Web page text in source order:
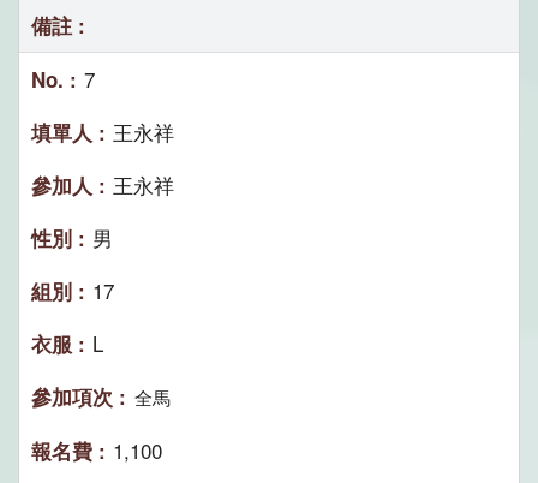
7
王永祥
王永祥
男
17
L
全馬
1,100